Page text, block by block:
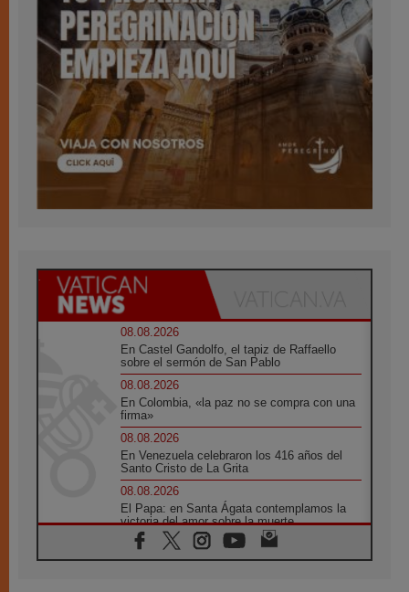
08.08.2026
En Castel Gandolfo, el tapiz de Raffaello
sobre el sermón de San Pablo
08.08.2026
En Colombia, «la paz no se compra con una
firma»
08.08.2026
En Venezuela celebraron los 416 años del
Santo Cristo de La Grita
08.08.2026
El Papa: en Santa Ágata contemplamos la
victoria del amor sobre la muerte
08.08.2026
León XIV visitará el Santuario de la Madre